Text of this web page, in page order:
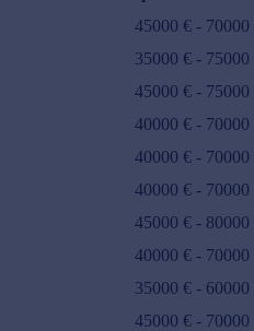
45000 € - 70000
35000 € - 75000
45000 € - 75000
40000 € - 70000
40000 € - 70000
40000 € - 70000
45000 € - 80000
40000 € - 70000
35000 € - 60000
45000 € - 70000